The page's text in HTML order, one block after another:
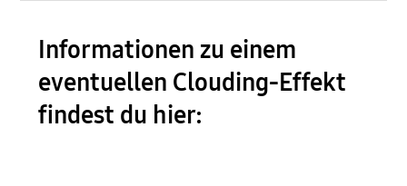
Informationen zu einem
eventuellen Clouding-Effekt
findest du hier: